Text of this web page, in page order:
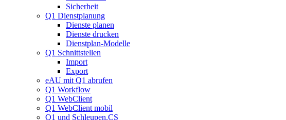
Sicherheit
Q1 Dienstplanung
Dienste planen
Dienste drucken
Dienstplan-Modelle
Q1 Schnittstellen
Import
Export
eAU mit Q1 abrufen
Q1 Workflow
Q1 WebClient
Q1 WebClient mobil
Q1 und Schleupen.CS